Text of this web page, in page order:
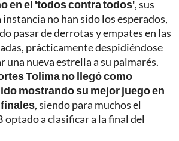
en el 'todos contra todos', sus
no han sido los esperados,
pasar de derrotas y empates en las
prácticamente despidiéndose
una nueva estrella a su palmarés.
Tolima no llegó como
mostrando su mejor juego en
, siendo para muchos el
optado a clasificar a la final del